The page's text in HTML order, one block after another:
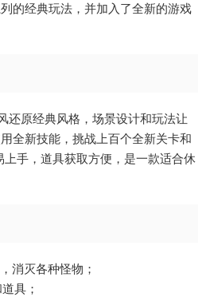
的经典玩法，并加入了全新的游戏
还原经典风格，场景设计和玩法让
全新技能，挑战上百个全新关卡和
手，道具获取方便，是一款适合休
消灭各种怪物；
具；